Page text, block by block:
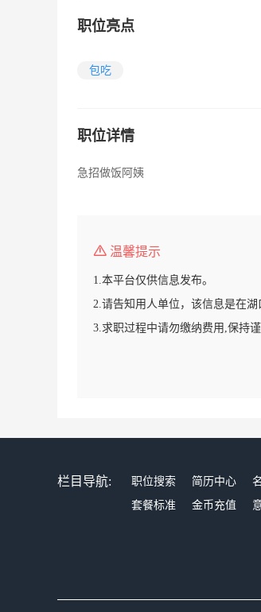
职位亮点
包吃
职位详情
急招做饭阿姨
温馨提示
1.本平台仅供信息发布。
2.请告知用人单位，该信息是在湖
3.求职过程中请勿缴纳费用,保持谨
栏目导航: 职位搜索 简历中心
套餐标准
金币充值